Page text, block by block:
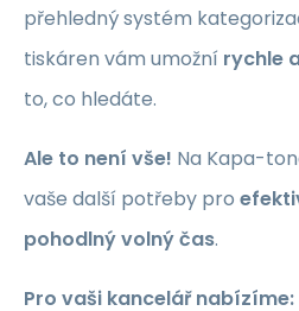
přehledný systém
tiskáren vám umožní rychle
to, co hledáte.
Ale to není vše! Na Kapa-
vaše další potřeby pro
pohodlný volný čas.
Pro vaši kancelář nabízíme: